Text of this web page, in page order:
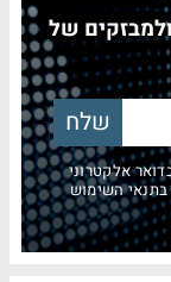
של
אלקטרוני